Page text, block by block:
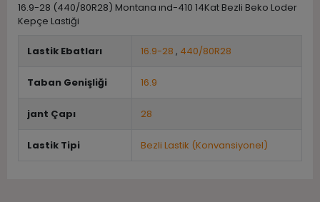
16.9-28 (440/80R28) Montana ınd-410 14Kat Bezli Beko Loder
Kepçe Lastiği
Lastik Ebatları 16.9-28 , 440/80R28
Taban Genişliği 16.9
jant Çapı 28
Lastik Tipi Bezli Lastik (Konvansiyonel)